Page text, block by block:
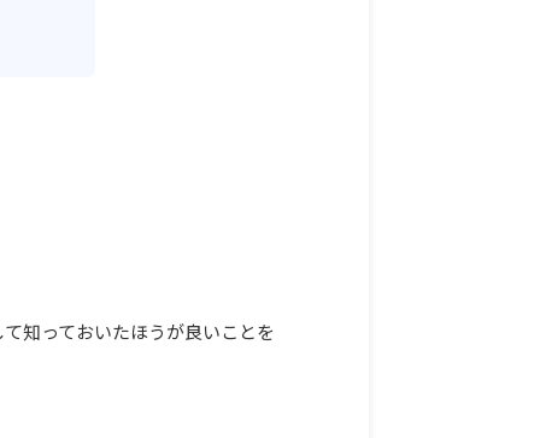
知っておいたほうが良いことを